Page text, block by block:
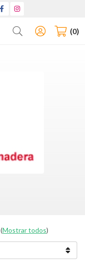
Buscar 0
(Mostrar todos)